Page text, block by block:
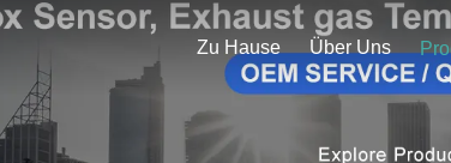
Zu Hause Über Uns